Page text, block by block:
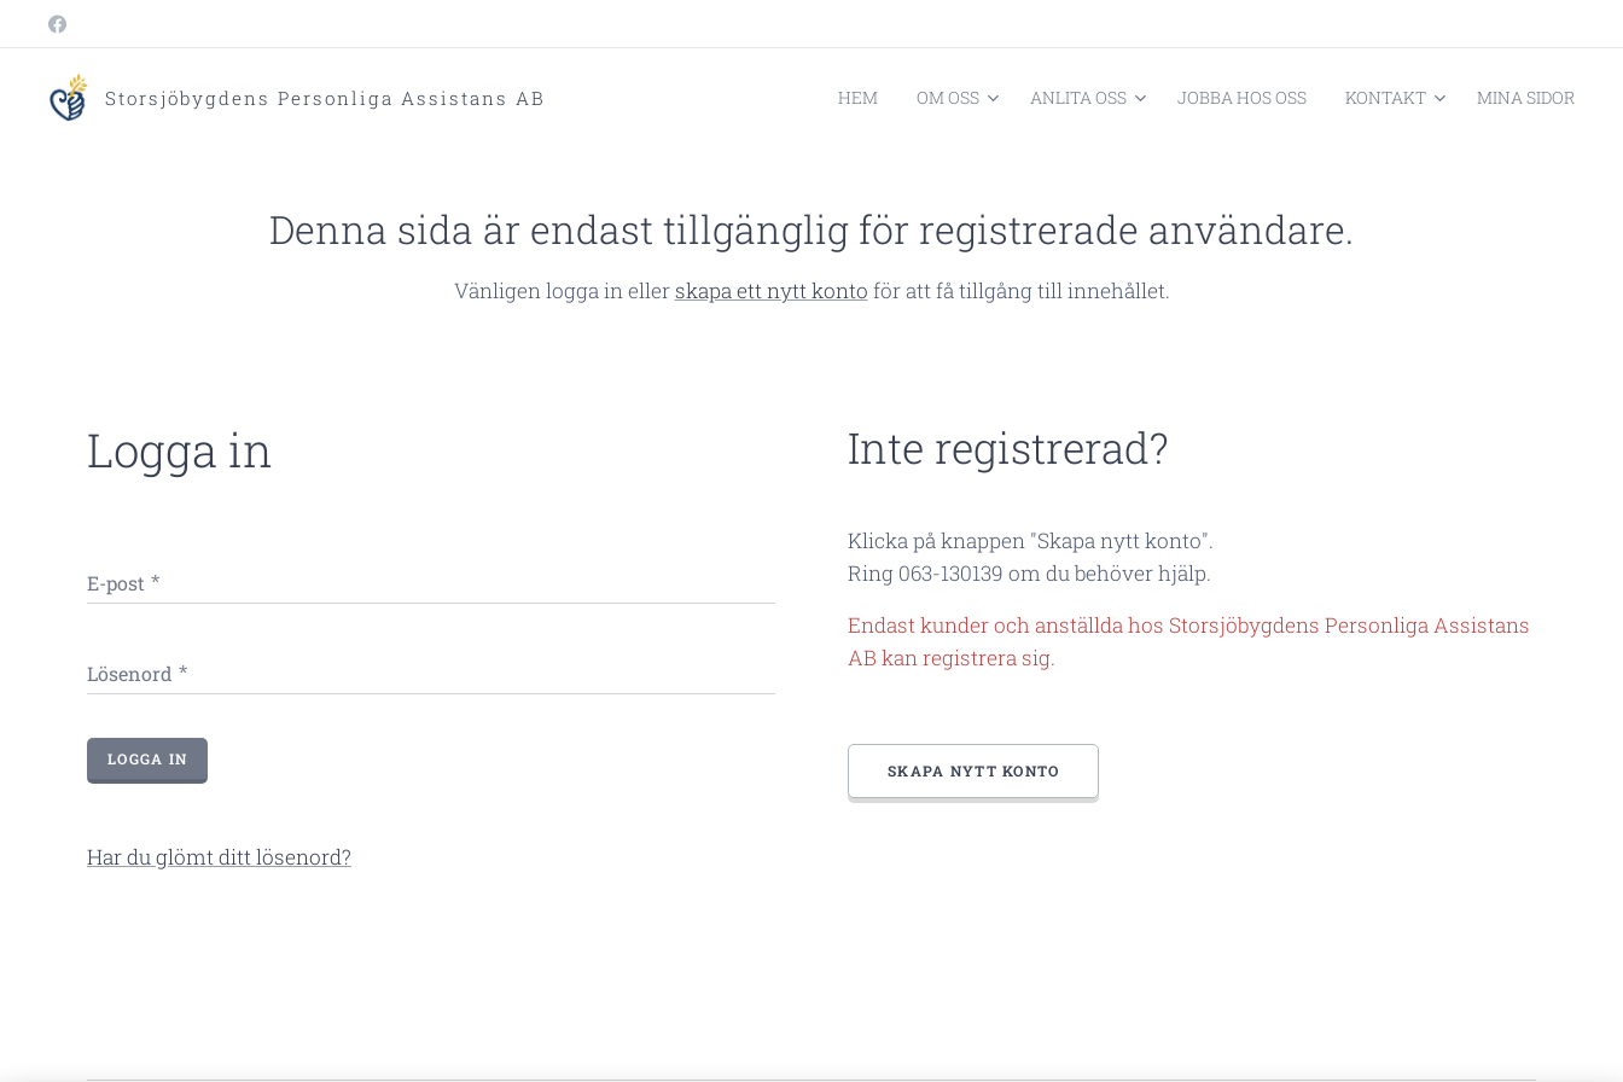
Storsjöbygdens Personliga Assistans AB HEM OM OSS ANLITA OSS JOBBA HOS OSS KONTAKT MINA SIDOR
Denna sida är endast tillgänglig för registrerade användare.
Vänligen logga in ellerskapa ett nytt konto för att få tillgång till innehållet.
Logga in
E-post
Lösenord
LOGGA IN
Har du glömt ditt lösenord?
Inte registrerad?
Klicka på knappen "Skapa nytt konto".
Ring 063-130139 om du behöver hjälp.
Endast kunder och anställda hos Storsjöbygdens Personliga Assistans
AB kan registrera sig.
SKAPA NYTT KONTO